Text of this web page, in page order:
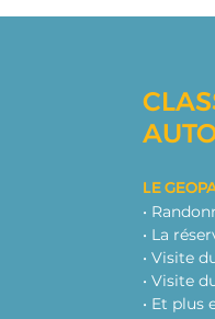
LE
•
• La
• Visite
• Visite
• Et plus